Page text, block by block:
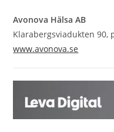
Avonova Hälsa AB
Klarabergsviadukten 90,
www.avonova.se